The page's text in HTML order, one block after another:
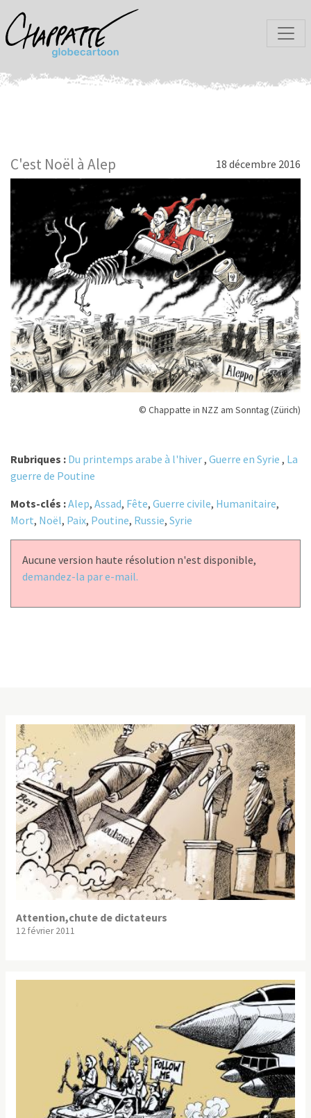
C'est Noël à Alep 18 décembre 2016
© Chappatte in NZZ am Sonntag (Zürich)
Rubriques : Du printemps arabe à l'hiver, Guerre en Syrie , La
guerre de Poutine
Mots-clés :Alep, Assad, Fête, Guerre civile, Humanitaire,
Mort, Noël, Paix, Poutine, Russie, Syrie
Aucune version haute résolution n'est disponible,
demandez-la par e-mail.
Attention,chute de dictateurs
12 février 2011